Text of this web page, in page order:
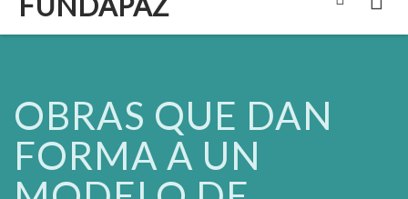
Skip
OBRAS QUE DAN
FORMA A UN